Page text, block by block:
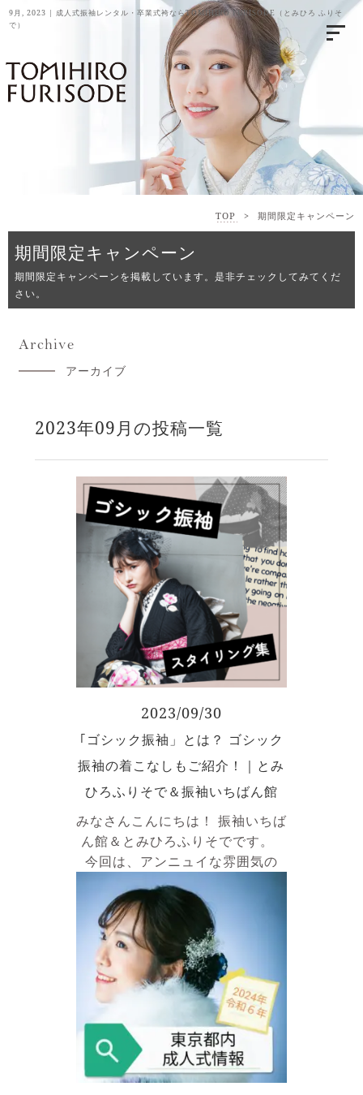
9月, 2023 | 成人式振袖レンタル・卒業式袴ならTOMIHIRO FURISODE（とみひろ ふりそ
で）
期間限定キャンペーン
期間限定キャンペーンを掲載しています。是非チェックしてみてくだ
さい。
TOP > 期間限定キャンペーン
Archive
アーカイブ
2023年09月の投稿一覧
2023/09/30
｢ゴシック振袖」とは？ ゴシック
振袖の着こなしもご紹介！｜とみ
ひろふりそで＆振袖いちばん館
みなさんこんにちは！ 振袖いちば
ん館＆とみひろふりそでです。
今回は、アンニュイな雰囲気の
｢ゴシック振袖｣について紹介して
いきます！ -目次- ・ゴシック振
袖とは ・コーディネート紹介 ・
コーデ① ・コーデ② ・コーデ③
・まとめ ゴシック振袖とは ゴ
シック振袖とは 和と洋を組み合わ
せドーリーにした振袖のスタイル
のことです。 ゴシックロリータ
のように黒を基調としたものが多
く、 暗い色調のもの、 はっきり
とした色をポイント使いされてい